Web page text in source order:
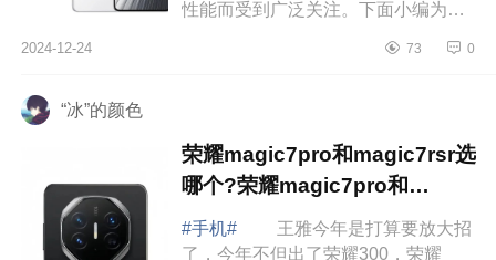
性能而受到广泛关注。下面小编为大
些？千元手机哪个品牌性价比最
2024-12-24 73 0
“冰”的颜色
荣耀magic7pro和magic7rsr选
哪个?荣耀magic7pro和
magic7rsr对比哪个好
#手机#
王雅今年是打算要放大招
了，今年不但出了荣耀300，荣耀